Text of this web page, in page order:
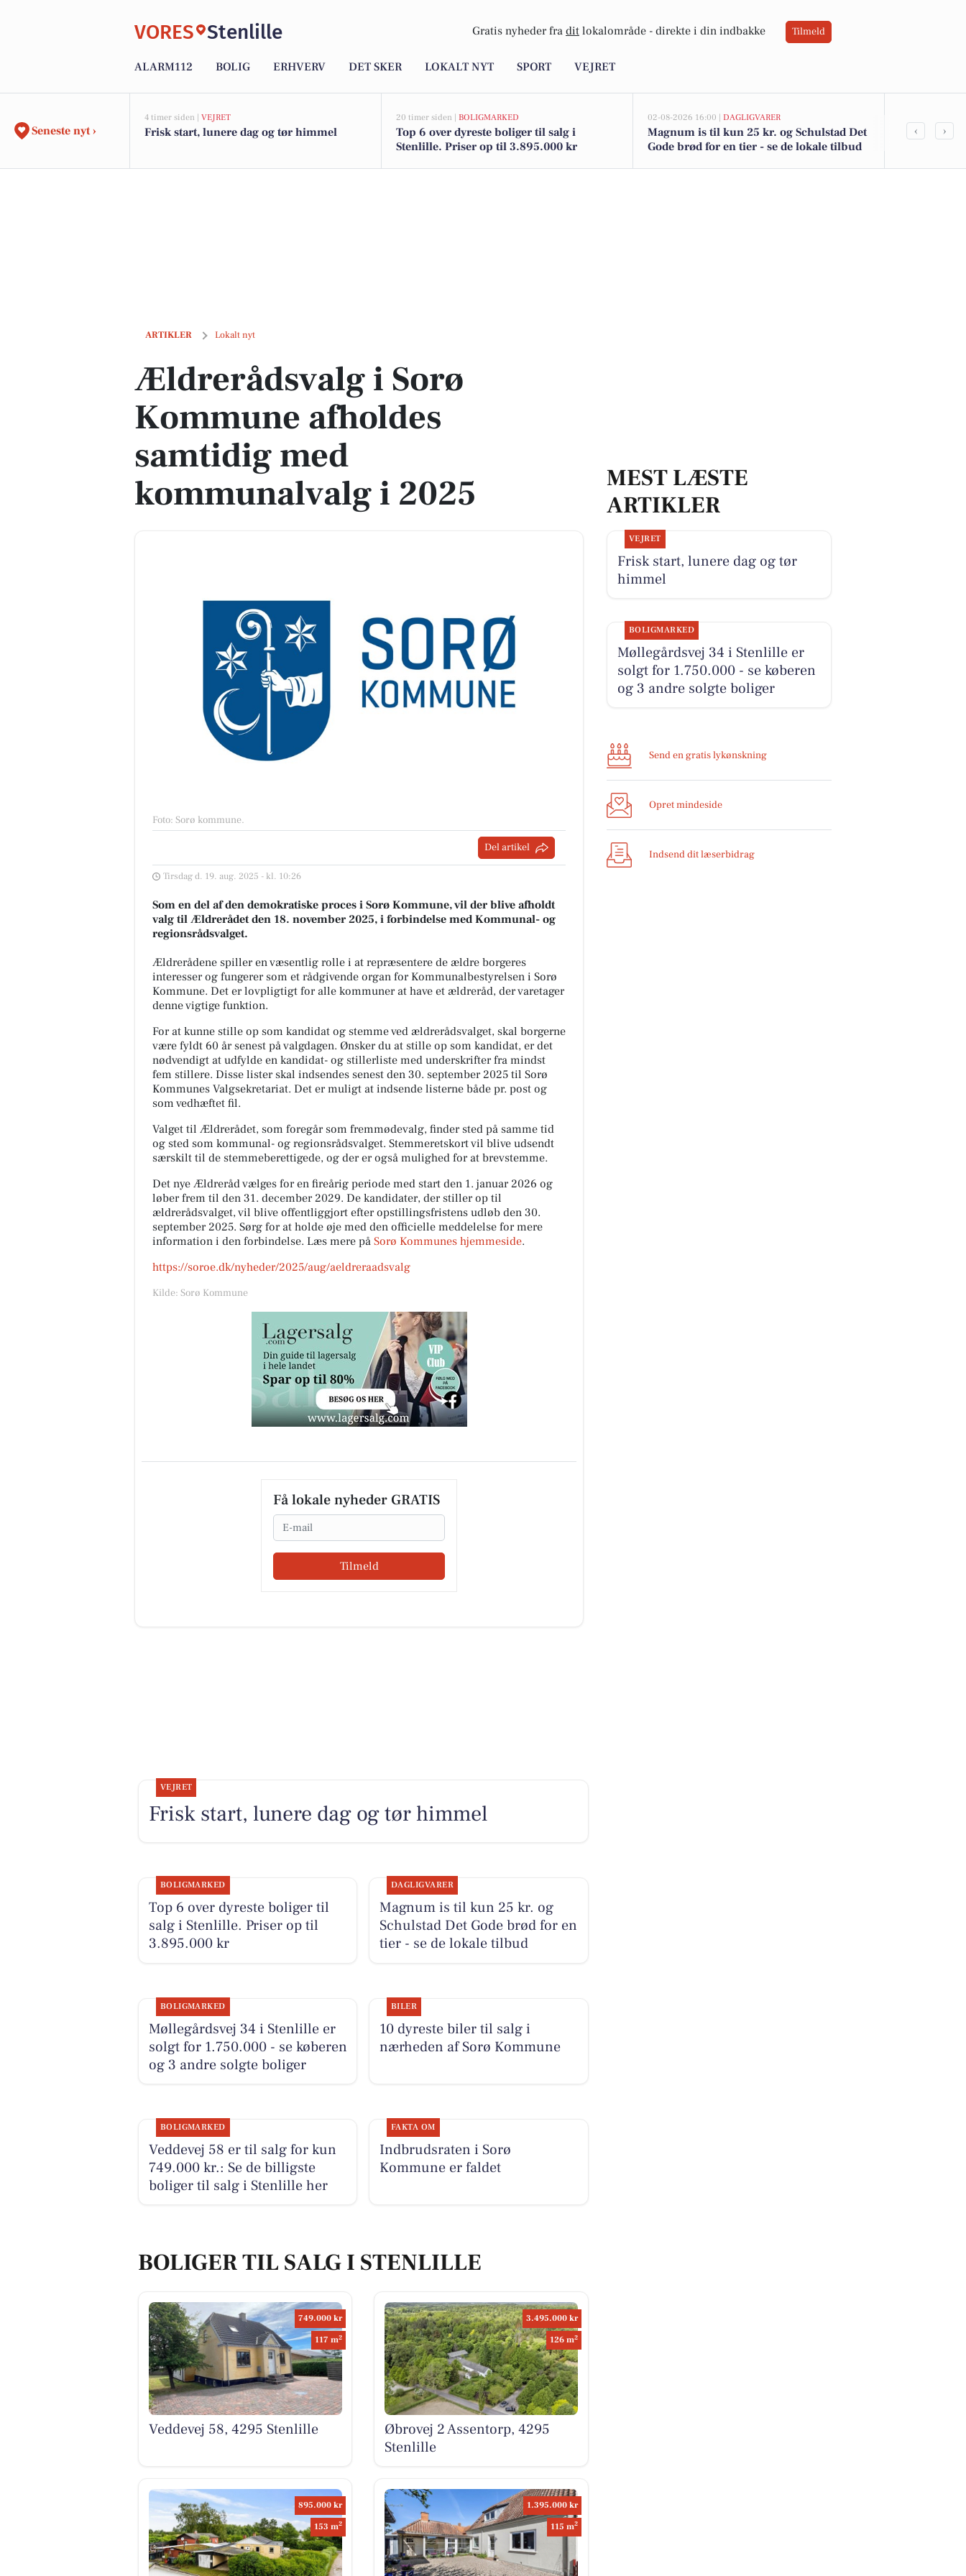
VORES Stenlille Gratis nyheder fra dit lokalområde - direkte i din indbakke Tilmeld
ALARM112 BOLIG ERHVERV DET SKER LOKALT NYT SPORT VEJRET
Seneste nyt ›
4 timer siden | VEJRET
Frisk start, lunere dag og tør himmel
20 timer siden | BOLIGMARKED
Top 6 over dyreste boliger til salg i
Stenlille. Priser op til 3.895.000 kr
02-08-2026 16:00 | DAGLIGVARER
Magnum is til kun 25 kr. og Schulstad Det
Gode brød for en tier - se de lokale tilbud
‹ ›
ARTIKLER Lokalt nyt
Ældrerådsvalg i Sorø Kommune afholdes samtidig med kommunalvalg i 2025
Ældrerådsvalg i Sorø
Kommune afholdes
samtidig med
kommunalvalg i 2025
Foto: Sorø kommune.
Del artikel
Tirsdag d. 19. aug. 2025 - kl. 10:26
Som en del af den demokratiske proces i Sorø Kommune, vil der blive afholdt
valg til Ældrerådet den 18. november 2025, i forbindelse med Kommunal- og
regionsrådsvalget.
Ældrerådene spiller en væsentlig rolle i at repræsentere de ældre borgeres
interesser og fungerer som et rådgivende organ for Kommunalbestyrelsen i Sorø
Kommune. Det er lovpligtigt for alle kommuner at have et ældreråd, der varetager
denne vigtige funktion.
For at kunne stille op som kandidat og stemme ved ældrerådsvalget, skal borgerne
være fyldt 60 år senest på valgdagen. Ønsker du at stille op som kandidat, er det
nødvendigt at udfylde en kandidat- og stillerliste med underskrifter fra mindst
fem stillere. Disse lister skal indsendes senest den 30. september 2025 til Sorø
Kommunes Valgsekretariat. Det er muligt at indsende listerne både pr. post og
som vedhæftet fil.
Valget til Ældrerådet, som foregår som fremmødevalg, finder sted på samme tid
og sted som kommunal- og regionsrådsvalget. Stemmeretskort vil blive udsendt
særskilt til de stemmeberettigede, og der er også mulighed for at brevstemme.
Det nye Ældreråd vælges for en fireårig periode med start den 1. januar 2026 og
løber frem til den 31. december 2029. De kandidater, der stiller op til
ældrerådsvalget, vil blive offentliggjort efter opstillingsfristens udløb den 30.
september 2025. Sørg for at holde øje med den officielle meddelelse for mere
information i den forbindelse. Læs mere på Sorø Kommunes hjemmeside.
https://soroe.dk/nyheder/2025/aug/aeldreraadsvalg
Kilde: Sorø Kommune
Få lokale nyheder GRATIS
Email
Tilmeld
MEST LÆSTE
ARTIKLER
VEJRET
Frisk start, lunere dag og tør
himmel
BOLIGMARKED
Møllegårdsvej 34 i Stenlille er
solgt for 1.750.000 - se køberen
og 3 andre solgte boliger
Send en gratis lykønskning
Opret mindeside
Indsend dit læserbidrag
VEJRET
Frisk start, lunere dag og tør himmel
BOLIGMARKED
Top 6 over dyreste boliger til
salg i Stenlille. Priser op til
3.895.000 kr
DAGLIGVARER
Magnum is til kun 25 kr. og
Schulstad Det Gode brød for en
tier - se de lokale tilbud
BOLIGMARKED
Møllegårdsvej 34 i Stenlille er
solgt for 1.750.000 - se køberen
og 3 andre solgte boliger
BILER
10 dyreste biler til salg i
nærheden af Sorø Kommune
BOLIGMARKED
Veddevej 58 er til salg for kun
749.000 kr.: Se de billigste
boliger til salg i Stenlille her
FAKTA OM
Indbrudsraten i Sorø
Kommune er faldet
BOLIGER TIL SALG I STENLILLE
749.000 kr
117 m2
Veddevej 58, 4295 Stenlille
3.495.000 kr
126 m2
Øbrovej 2 Assentorp, 4295
Stenlille
895.000 kr
153 m2
1.395.000 kr
115 m2